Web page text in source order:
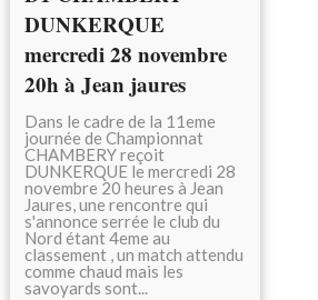
DUNKERQUE
mercredi 28 novembre
20h à Jean jaures
Dans le cadre de la 11eme
journée de Championnat
CHAMBERY reçoit
DUNKERQUE le mercredi 28
novembre 20 heures à Jean
Jaures, une rencontre qui
s'annonce serrée le club du
Nord étant 4eme au
classement , un match attendu
comme chaud mais les
savoyards sont...